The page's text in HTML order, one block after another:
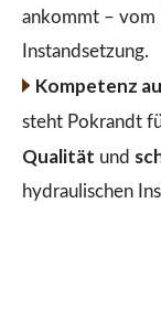
ankommt – vom
Instandsetzung.
Kompetenz
steht Pokrandt
Qualität und
hydraulischen